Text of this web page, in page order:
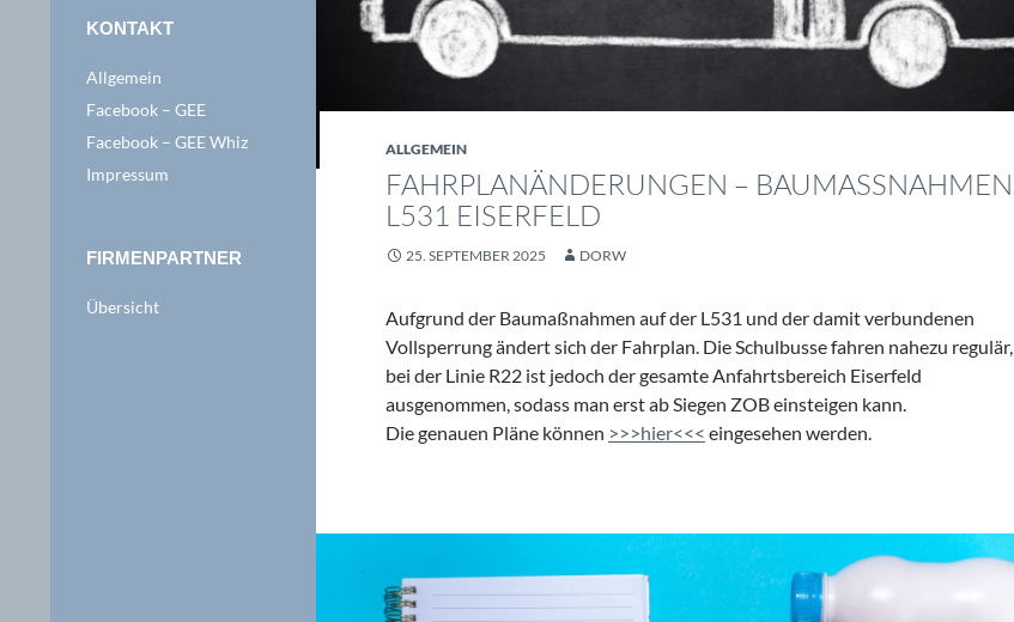
ALLGEMEIN
FAHRPLANÄNDERUNGEN – BAUMASSNAHMEN L
531 EISERFELD
25. SEPTEMBER 2025 DORW
Aufgrund der Baumaßnahmen auf der L531 und der damit verbundenen
Vollsperrung ändert sich der Fahrplan. Die Schulbusse fahren nahezu regulär,
bei der Linie R22 ist jedoch der gesamte Anfahrtsbereich Eiserfeld
ausgenommen, sodass man erst ab Siegen ZOB einsteigen kann.
Die genauen Pläne können >>>hier<<< eingesehen werden.
KONTAKT
Allgemein
Facebook – GEE
Facebook – GEE Whiz
Impressum
FIRMENPARTNER
Übersicht